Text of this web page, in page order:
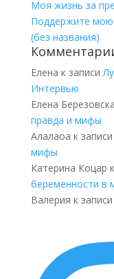
Моя жизнь за
Поддержите
(без названия)
Елена к записи
Интервью
Елена
правда и мифы
Алалаоа к записи
мифы
Катерина Коцар
беременности в
Валерия к записи